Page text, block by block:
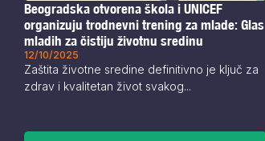
Beogradska otvorena škola i UNICEF
organizuju trodnevni trening za mlade: Glas
mladih za čistiju životnu sredinu
12/10/2025
Zaštita životne sredine definitivno je ključ za
zdrav i kvalitetan život svakog...